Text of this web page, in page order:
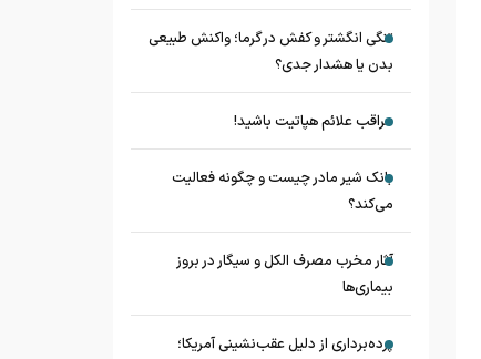
تنگی انگشتر و کفش در گرما؛ واکنش طبیعی
بدن یا هشدار جدی؟
مراقب علائم هپاتیت باشید!
بانک شیر مادر چیست و چگونه فعالیت
می‌کند؟
آثار مخرب مصرف الکل و سیگار در بروز
بیماری‌ها
پرده‌برداری از دلیل عقب‌نشینی آمریکا؛